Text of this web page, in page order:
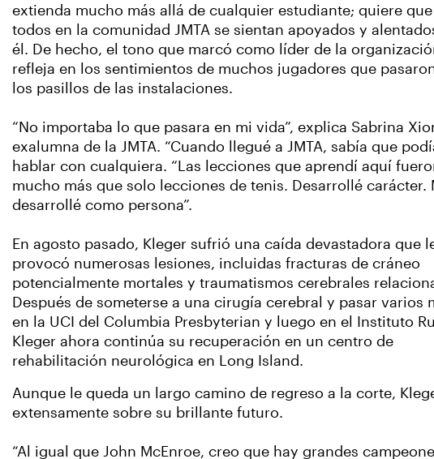
extienda mucho más allá de cualquier estudiante; quiere que
todos en la comunidad JMTA se sientan apoyados y
él. De hecho, el tono que marcó como líder de la
refleja en los sentimientos de muchos jugadores que
los pasillos de las instalaciones.
“No importaba lo que pasara en mi vida”, explica Sabrina
exalumna de la JMTA. “Cuando llegué a JMTA, sabía que
hablar con cualquiera. “Las lecciones que aprendí aquí
mucho más que solo lecciones de tenis. Desarrollé carácter.
desarrollé como persona”.
En agosto pasado, Kleger sufrió una caída devastadora que
provocó numerosas lesiones, incluidas fracturas de cráneo
potencialmente mortales y traumatismos cerebrales
Después de someterse a una cirugía cerebral y pasar varios
en la UCI del Columbia Presbyterian y luego en el Instituto
Kleger ahora continúa su recuperación en un centro de
rehabilitación neurológica en Long Island.
Aunque le queda un largo camino de regreso a la corte,
extensamente sobre su brillante futuro.
“Al igual que John McEnroe, creo que hay grandes